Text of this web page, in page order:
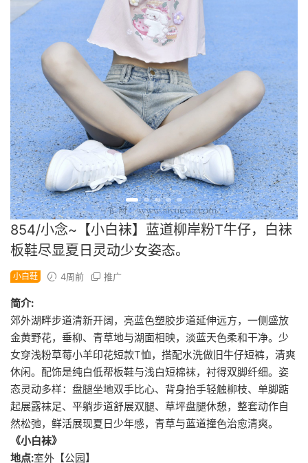
854/小念~【小白袜】蓝道柳岸粉T牛仔，白袜
板鞋尽显夏日灵动少女姿态。
小白鞋 4周前 推广
简介:
郊外湖畔步道清新开阔，亮蓝色塑胶步道延伸远方，一侧盛放
金黄野花，垂柳、青草地与湖面相映，淡蓝天色柔和干净。少
女穿浅粉草莓小羊印花短款T恤，搭配水洗做旧牛仔短裤，清爽
休闲。配饰是纯白低帮板鞋与浅白短棉袜，衬得双脚纤细。姿
态灵动多样：盘腿坐地双手比心、背身抬手轻触柳枝、单脚踮
起展露袜足、平躺步道舒展双腿、草坪盘腿休憩，整套动作自
然松弛，鲜活展现夏日少年感，青草与蓝道撞色治愈清爽。
《小白袜》
地点:室外【公园】